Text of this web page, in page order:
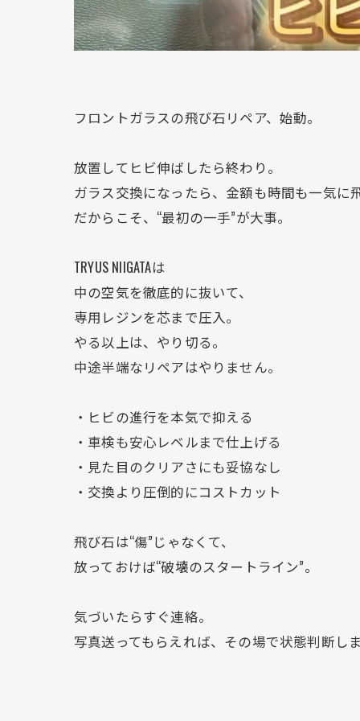
フロントガラスの飛び石リペア、始動。
放置してヒビ伸ばしたら終わり。
ガラス交換になったら、金額も時間も一気に
だからこそ、“最初の一手”が大事。
TRYUS NIIGATAは
中の空気を徹底的に抜いて、
専用レジンを芯まで圧入。
やる以上は、やり切る。
中途半端なリペアはやりません。
・ヒビの進行を本気で抑える
・車検も安心レベルまで仕上げる
・見た目のクリアさにも妥協なし
・交換より圧倒的にコストカット
飛び石は“傷”じゃなくて、
放っておけば“破壊のスタートライン”。
気づいたらすぐ連絡。
写真送ってもらえれば、その場で状態判断し